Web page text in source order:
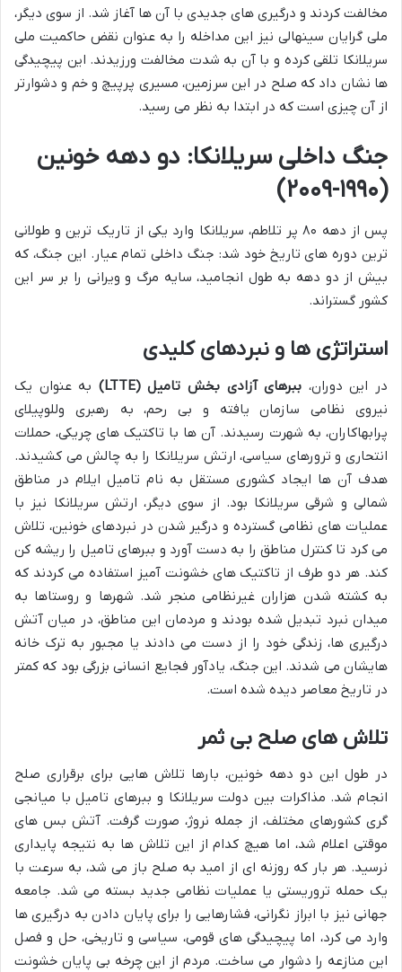
مخالفت کردند و درگیری های جدیدی با آن ها آغاز شد. از سوی دیگر،
ملی گرایان سینهالی نیز این مداخله را به عنوان نقض حاکمیت ملی
سریلانکا تلقی کرده و با آن به شدت مخالفت ورزیدند. این پیچیدگی
ها نشان داد که صلح در این سرزمین، مسیری پرپیچ و خم و دشوارتر
از آن چیزی است که در ابتدا به نظر می رسید.
جنگ داخلی سریلانکا: دو دهه خونین
(۱۹۹۰-۲۰۰۹)
پس از دهه ۸۰ پر تلاطم، سریلانکا وارد یکی از تاریک ترین و طولانی
ترین دوره های تاریخ خود شد: جنگ داخلی تمام عیار. این جنگ، که
بیش از دو دهه به طول انجامید، سایه مرگ و ویرانی را بر سر این
کشور گستراند.
استراتژی ها و نبردهای کلیدی
در این دوران، ببرهای آزادی بخش تامیل (LTTE)
به عنوان یک
نیروی نظامی سازمان یافته و بی رحم، به رهبری وللوپیلای
پرابهاکاران، به شهرت رسیدند. آن ها با تاکتیک های چریکی، حملات
انتحاری و ترورهای سیاسی، ارتش سریلانکا را به چالش می کشیدند.
هدف آن ها ایجاد کشوری مستقل به نام تامیل ایلام در مناطق
شمالی و شرقی سریلانکا بود. از سوی دیگر، ارتش سریلانکا نیز با
عملیات های نظامی گسترده و درگیر شدن در نبردهای خونین، تلاش
می کرد تا کنترل مناطق را به دست آورد و ببرهای تامیل را ریشه کن
کند. هر دو طرف از تاکتیک های خشونت آمیز استفاده می کردند که
به کشته شدن هزاران غیرنظامی منجر شد. شهرها و روستاها به
میدان نبرد تبدیل شده بودند و مردمان این مناطق، در میان آتش
درگیری ها، زندگی خود را از دست می دادند یا مجبور به ترک خانه
هایشان می شدند. این جنگ، یادآور فجایع انسانی بزرگی بود که کمتر
در تاریخ معاصر دیده شده است.
تلاش های صلح بی ثمر
در طول این دو دهه خونین، بارها تلاش هایی برای برقراری صلح
انجام شد. مذاکرات بین دولت سریلانکا و ببرهای تامیل با میانجی
گری کشورهای مختلف، از جمله نروژ، صورت گرفت. آتش بس های
موقتی اعلام شد، اما هیچ کدام از این تلاش ها به نتیجه پایداری
نرسید. هر بار که روزنه ای از امید به صلح باز می شد، به سرعت با
یک حمله تروریستی یا عملیات نظامی جدید بسته می شد. جامعه
جهانی نیز با ابراز نگرانی، فشارهایی را برای پایان دادن به درگیری ها
وارد می کرد، اما پیچیدگی های قومی، سیاسی و تاریخی، حل و فصل
این منازعه را دشوار می ساخت. مردم از این چرخه بی پایان خشونت